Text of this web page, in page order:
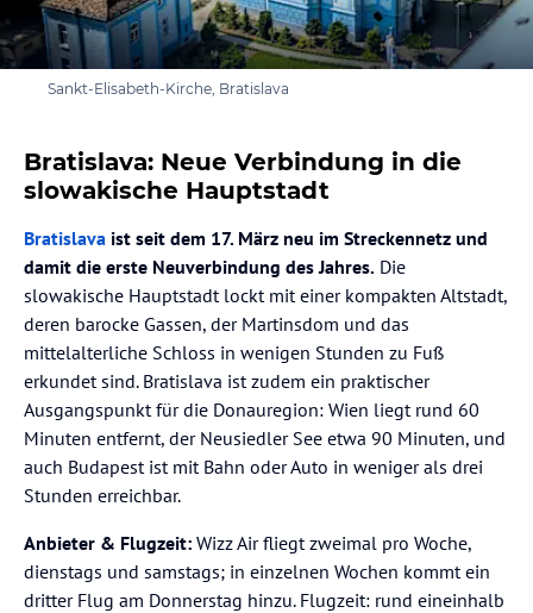
Sankt-Elisabeth-Kirche, Bratislava
Bratislava: Neue Verbindung in die
slowakische Hauptstadt
Bratislava ist seit dem 17. März neu im Streckennetz und
damit die erste Neuverbindung des Jahres. Die
slowakische Hauptstadt lockt mit einer kompakten Altstadt,
deren barocke Gassen, der Martinsdom und das
mittelalterliche Schloss in wenigen Stunden zu Fuß
erkundet sind. Bratislava ist zudem ein praktischer
Ausgangspunkt für die Donauregion: Wien liegt rund 60
Minuten entfernt, der Neusiedler See etwa 90 Minuten, und
auch Budapest ist mit Bahn oder Auto in weniger als drei
Stunden erreichbar.
Anbieter & Flugzeit: Wizz Air fliegt zweimal pro Woche,
dienstags und samstags; in einzelnen Wochen kommt ein
dritter Flug am Donnerstag hinzu. Flugzeit: rund eineinhalb